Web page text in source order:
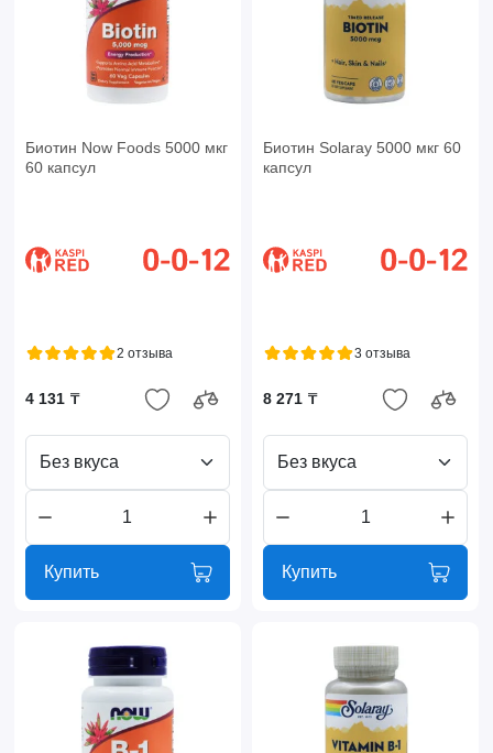
Биотин Now Foods 5000 мкг
60 капсул
2 отзыва
4 131 ₸
Без вкуса
Купить
Биотин Solaray 5000 мкг 60
капсул
3 отзыва
8 271 ₸
Без вкуса
Купить